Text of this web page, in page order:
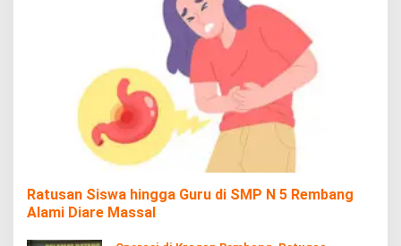
Ratusan Siswa hingga Guru di SMP N 5 Rembang
Alami Diare Massal